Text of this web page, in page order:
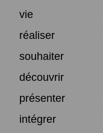
vie
réaliser
souhaiter
découvrir
présenter
intégrer